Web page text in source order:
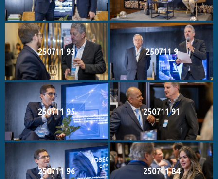
250711 93 250711 9
250711 95 250711 91
250711 96 250711 84